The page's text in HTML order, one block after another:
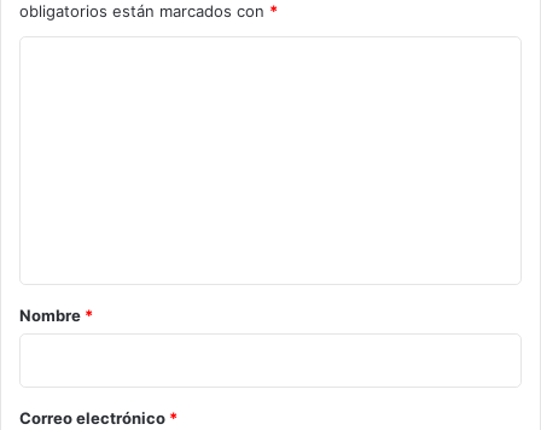
obligatorios están marcados con *
r
o
*
Nombre *
Correo electrónico *